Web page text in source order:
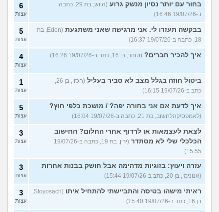
בחור עם יותר נסיון מנשק גרוע
(היוש, בת 29, כתבה
ב-19/07/26 16:46)
6
עצות
בבקשה תעזרו לי. אני מרגישה שאני משתגעת
(Eden, בת
18, כתבה ב-19/07/26 16:37)
5
עצות
איך להכיר חברים? (טוהר, בן 16, כתב ב-19/07/26 16:26) 4
עצות
ביטול חוזה בגלל מצב לא סביר בעליל
(חסוי, בן 26,
כתב ב-19/07/26 16:15)
1
עצות
איך לדעת אם אני בחורה יפה? / מושכת כלפי חוץ?
(לאמפסיקהלחשוב, בת 21, כתבה ב-19/07/26 16:04)
5
עצות
לצאת לעצמאות או לרדוף אחרי החלום? החישוב
הכלכלי שלי לא מסתדר
(ירין, בת 19, כתבה ב-19/07/26
15:55)
3
עצות
עזרה ויעוץ: בזוגיות מדהימה אבל חושק בבנות אחרות
(אנונימי, בן 20, כתב ב-19/07/26 15:44)
3
עצות
ראיתי מישהו בטיסה והתביישתי להתחיל איתו
(Stoyosach,
בן 16, כתב ב-19/07/26 15:40)
3
עצות